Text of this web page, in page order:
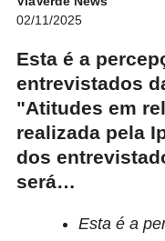
02/11/2025
Esta é a
entrevistados
"Atitudes em
realizada pela
dos
será…
Esta é a